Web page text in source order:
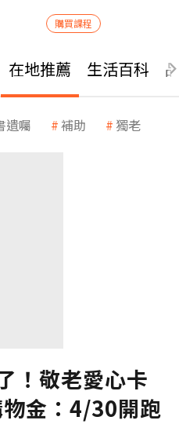
購買課程
在地推薦 生活百科
遺囑 補助 獨老
！敬老愛心卡
金：4/30開跑